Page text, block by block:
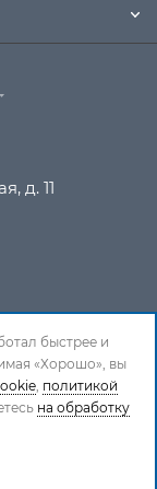
д. 11
защищены. При
страницу-
быстрее и
«Хорошо», вы
, политикой
на обработку